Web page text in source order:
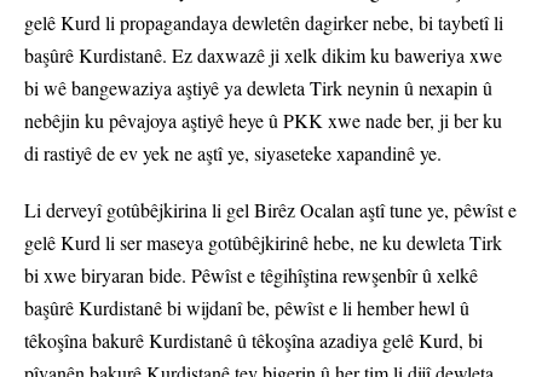
gelê Kurd li propagandaya dewletên dagirker nebe, bi taybetî li
başûrê Kurdistanê. Ez daxwazê ji xelk dikim ku baweriya xwe
bi wê bangewaziya aştiyê ya dewleta Tirk neynin û nexapin û
nebêjin ku pêvajoya aştiyê heye û PKK xwe nade ber, ji ber ku
di rastiyê de ev yek ne aştî ye, siyaseteke xapandinê ye.
Li derveyî gotûbêjkirina li gel Birêz Ocalan aştî tune ye, pêwîst e
gelê Kurd li ser maseya gotûbêjkirinê hebe, ne ku dewleta Tirk
bi xwe biryaran bide. Pêwîst e têgihîştina rewşenbîr û xelkê
başûrê Kurdistanê bi wijdanî be, pêwîst e li hember hewl û
têkoşîna bakurê Kurdistanê û têkoşîna azadiya gelê Kurd, bi